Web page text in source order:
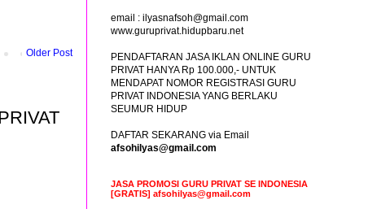
Older Post
email : ilyasnafsoh@gmail.com
www.guruprivat.hidupbaru.net
PENDAFTARAN JASA IKLAN ONLINE GURU
PRIVAT HANYA Rp 100.000,- UNTUK
MENDAPAT NOMOR REGISTRASI GURU
PRIVAT INDONESIA YANG BERLAKU
SEUMUR HIDUP
DAFTAR SEKARANG via Email
afsohilyas@gmail.com
JASA PROMOSI GURU PRIVAT SE INDONESIA
[GRATIS] afsohilyas@gmail.com